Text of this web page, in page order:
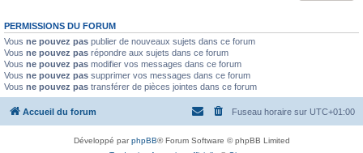
PERMISSIONS DU FORUM
Vous ne pouvez pas publier de nouveaux sujets dans ce forum
Vous ne pouvez pas répondre aux sujets dans ce forum
Vous ne pouvez pas modifier vos messages dans ce forum
Vous ne pouvez pas supprimer vos messages dans ce forum
Vous ne pouvez pas transférer de pièces jointes dans ce forum
Accueil du forum Fuseau horaire sur UTC+01:00
Développé parphpBB® Forum Software © phpBB Limited